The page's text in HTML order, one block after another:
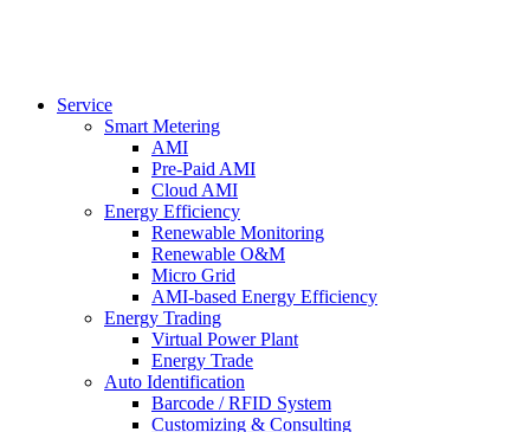
Service
Smart Metering
AMI
Pre-Paid AMI
Cloud AMI
Energy Efficiency
Renewable Monitoring
Renewable O&M
Micro Grid
AMI-based Energy Efficiency
Energy Trading
Virtual Power Plant
Energy Trade
Auto Identification
Barcode / RFID System
Customizing & Consulting